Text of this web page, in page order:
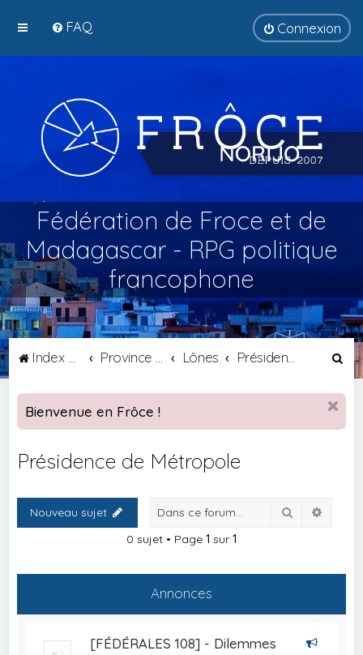
FAQ Connexion
Fédération de Froce et de
Madagascar - RPG politique
francophone
Index du forum Lônes
c
h
Bienvenue en Frôce !
Présidence de Métropole
Nouveau sujet Rechercher
0 sujet • Page 1 sur 1
Annonces
[FÉDÉRALES 108] - Dilemmes